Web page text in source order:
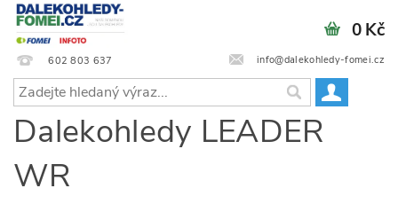
602 803 637 info@dalekohledy-fomei.cz
0 Kč
Dalekohledy LEADER
WR